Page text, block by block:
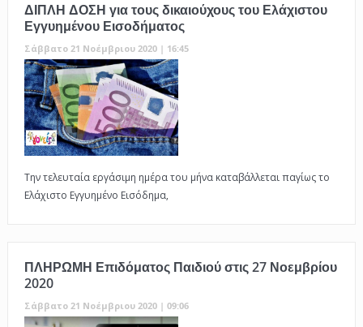
ΔΙΠΛΗ ΔΟΣΗ για τους δικαιούχους του Ελάχιστου
Εγγυημένου Εισοδήματος
Σάββατο 21 Νοέμβριου 2020 | 16:45
Την τελευταία εργάσιμη ημέρα του μήνα καταβάλλεται παγίως το
Ελάχιστο Εγγυημένο Εισόδημα,
ΠΛΗΡΩΜΗ Επιδόματος Παιδιού στις 27 Νοεμβρίου
2020
Σάββατο 21 Νοέμβριου 2020 | 09:06